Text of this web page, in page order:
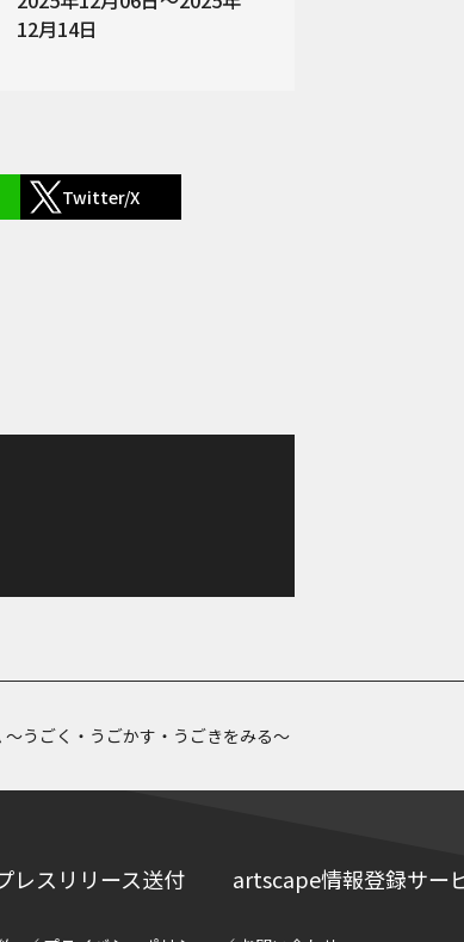
12月14日
Twitter/X
うごく・うごかす・うごきをみる～
レスリリース送付 artscape情報登録サー